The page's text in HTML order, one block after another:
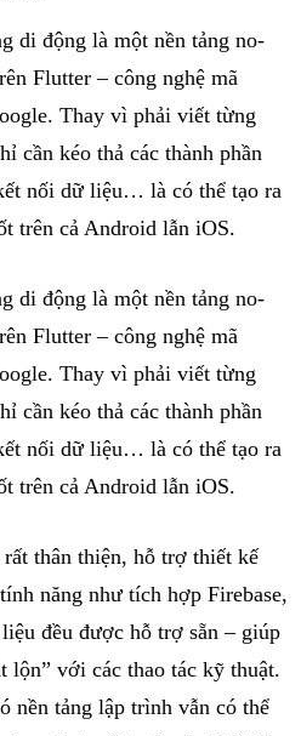
di động là một nền tảng no-
Flutter – công nghệ mã
Thay vì phải viết từng
cần kéo thả các thành phần
nối dữ liệu… là có thể tạo ra
trên cả Android lẫn iOS.
di động là một nền tảng no-
Flutter – công nghệ mã
Thay vì phải viết từng
cần kéo thả các thành phần
nối dữ liệu… là có thể tạo ra
trên cả Android lẫn iOS.
rất thân thiện, hỗ trợ thiết kế
tính năng như tích hợp Firebase,
liệu đều được hỗ trợ sẵn – giúp
lộn” với các thao tác kỹ thuật.
nền tảng lập trình vẫn có thể